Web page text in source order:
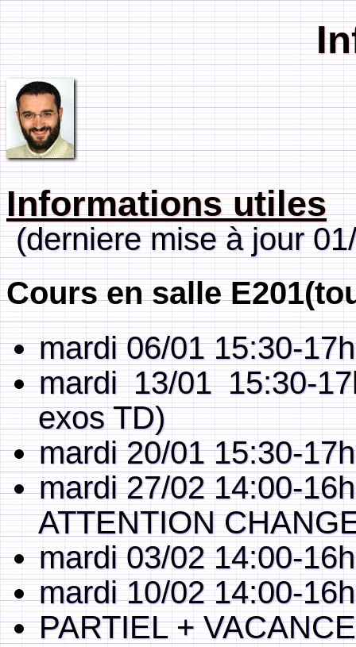
Informations utiles
(derniere mise à jour
Cours en salle
mardi 06/01 15:30-
mardi 13/01 15:30-
exos TD)
mardi 20/01 15:30-
mardi 27/02 14:00-
ATTENTION
mardi 03/02 14:00-
mardi 10/02 14:00-
PARTIEL +